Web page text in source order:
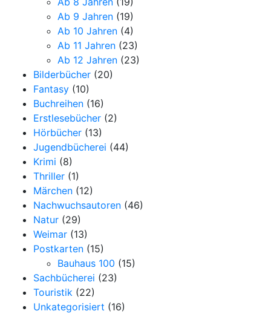
Ab 9 Jahren (19)
Ab 10 Jahren (4)
Ab 11 Jahren (23)
Ab 12 Jahren (23)
Bilderbücher (20)
Fantasy (10)
Buchreihen (16)
Erstlesebücher (2)
Hörbücher (13)
Jugendbücherei (44)
Krimi (8)
Thriller (1)
Märchen (12)
Nachwuchsautoren (46)
Natur (29)
Weimar (13)
Postkarten (15)
Bauhaus 100 (15)
Sachbücherei (23)
Touristik (22)
Unkategorisiert (16)